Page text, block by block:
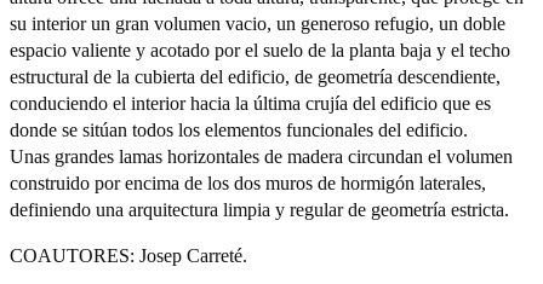
su interior un gran volumen vacio, un generoso refugio, un doble
espacio valiente y acotado por el suelo de la planta baja y el techo
estructural de la cubierta del edificio, de geometría descendiente,
conduciendo el interior hacia la última crujía del edificio que es
donde se sitúan todos los elementos funcionales del edificio.
Unas grandes lamas horizontales de madera circundan el volumen
construido por encima de los dos muros de hormigón laterales,
definiendo una arquitectura limpia y regular de geometría estricta.
COAUTORES: Josep Carreté.